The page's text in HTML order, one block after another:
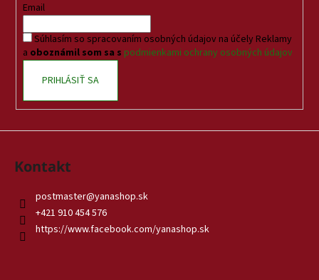
Email
Súhlasím so spracovaním osobných údajov na účely Reklamy
a oboznámil som sa s podmienkami ochrany osobných údajov
PRIHLÁSIŤ SA
Kontakt
postmaster@yanashop.sk
+421 910 454 576
https://www.facebook.com/yanashop.sk